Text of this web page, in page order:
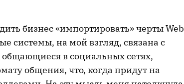
бизнес «импортировать» черты Web
системы, на мой взгляд, связана с
в социальных сетях,
общения, что, когда придут на